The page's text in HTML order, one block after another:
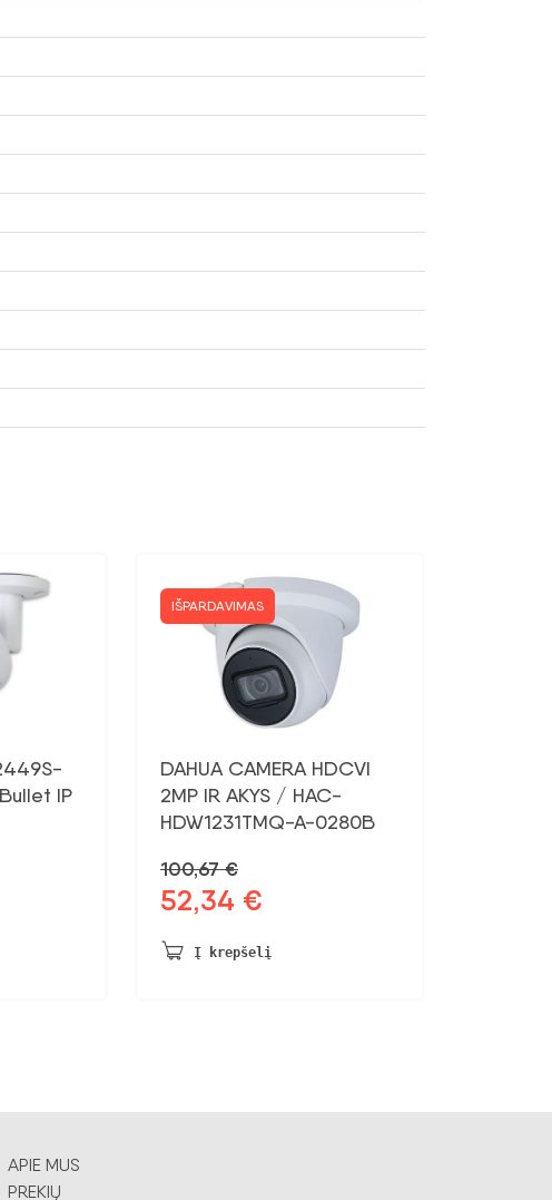
IP
IŠPARDAVIMAS
DAHUA CAMERA HDCVI
2MP IR AKYS / HAC-
HDW1231TMQ-A-0280B
100,67€
Pradinė
buvo:
52,34 €
52,34 €.
Į krepšelį
APIE MUS
PREKIŲ